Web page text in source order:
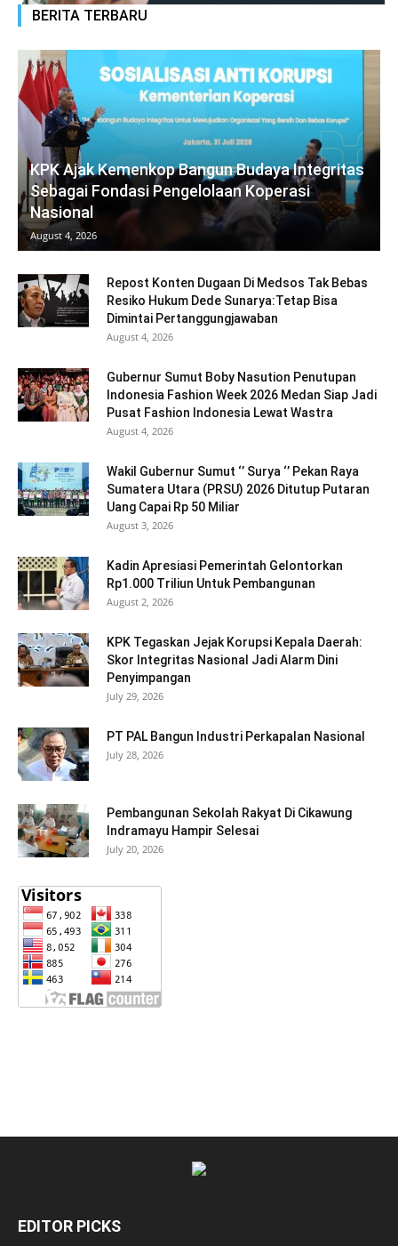
BERITA TERBARU
KPK Ajak Kemenkop Bangun Budaya Integritas
Sebagai Fondasi Pengelolaan Koperasi
Nasional
August 4, 2026
Repost Konten Dugaan Di Medsos Tak Bebas
Resiko Hukum Dede Sunarya:Tetap Bisa
Dimintai Pertanggungjawaban
August 4, 2026
Gubernur Sumut Boby Nasution Penutupan
Indonesia Fashion Week 2026 Medan Siap Jadi
Pusat Fashion Indonesia Lewat Wastra
August 4, 2026
Wakil Gubernur Sumut ‘’ Surya ‘’ Pekan Raya
Sumatera Utara (PRSU) 2026 Ditutup Putaran
Uang Capai Rp 50 Miliar
August 3, 2026
Kadin Apresiasi Pemerintah Gelontorkan
Rp1.000 Triliun Untuk Pembangunan
August 2, 2026
KPK Tegaskan Jejak Korupsi Kepala Daerah:
Skor Integritas Nasional Jadi Alarm Dini
Penyimpangan
July 29, 2026
PT PAL Bangun Industri Perkapalan Nasional
July 28, 2026
Pembangunan Sekolah Rakyat Di Cikawung
Indramayu Hampir Selesai
July 20, 2026
EDITOR PICKS